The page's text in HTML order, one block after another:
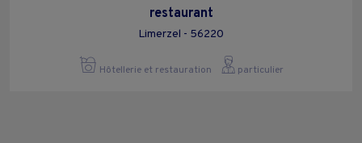
restaurant
Limerzel - 56220
Hôtellerie et restauration particulier